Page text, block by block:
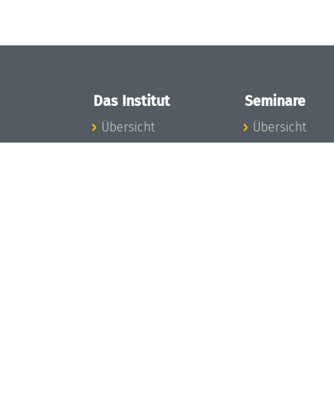
Das Institut
Übersicht
Seminare
Übersicht